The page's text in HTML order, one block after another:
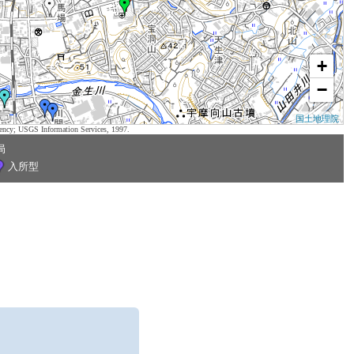
+
−
国土地理院
USGS Information Services, 1997.
入所型